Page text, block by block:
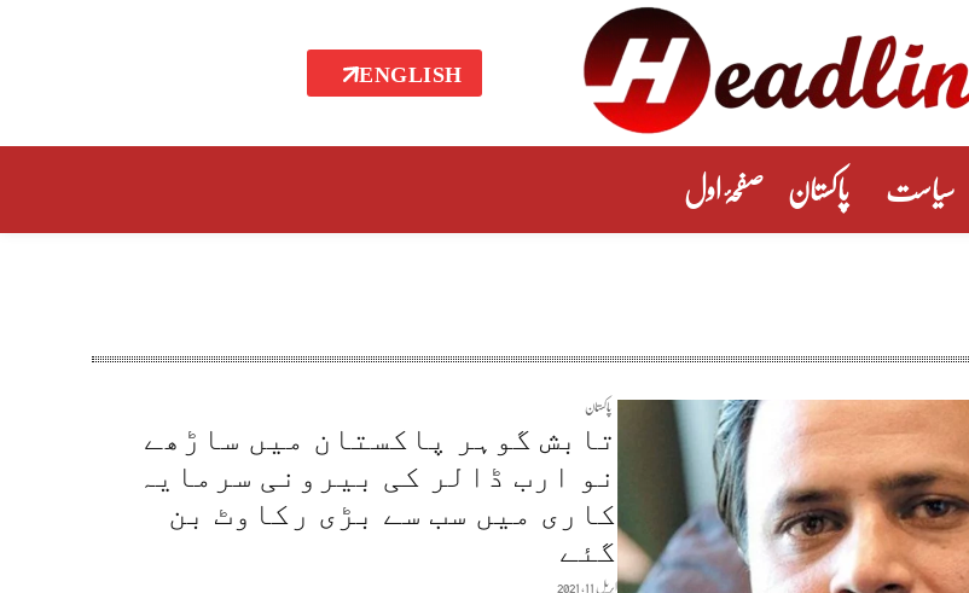
ENGLISH
سیاست پاکستان صفحۂ اول
پاکستان
تابش گوہر پاکستان میں ساڑھے
نو ارب ڈالر کی بیرونی سرمایہ
کاری میں سب سے بڑی رکاوٹ بن
گئے
اپریل 11, 2021